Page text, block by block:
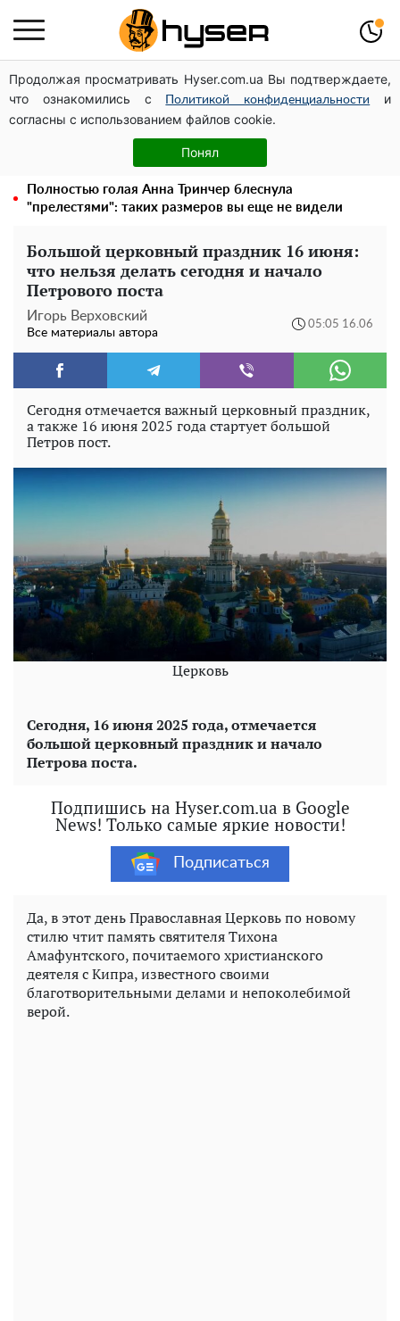
Продолжая просматривать Hyser.com.ua Вы подтверждаете,
что ознакомились с
Политикой конфиденциальности
и
согласны с использованием файлов cookie.
Понял
Павел Прудников и его удивительная карьера от
актера в российском театре до номинанта в
руководители Федерации профсоюзов
Елена Тополя слив видео – это далеко не все:
фронтмен "Антитела" Тарас Тополя стал следующим
Полностью голая Анна Тринчер блеснула
"прелестями": таких размеров вы еще не видели
Большой церковный праздник 16 июня:
что нельзя делать сегодня и начало
Петрового поста
Игорь Верховский
Все материалы автора
05:05 16.06
Сегодня отмечается важный церковный праздник,
а также 16 июня 2025 года стартует большой
Петров пост.
Церковь
Сегодня, 16 июня 2025 года, отмечается
большой церковный праздник и начало
Петрова поста.
Подпишись на Hyser.com.ua в Google
News! Только самые яркие новости!
Подписаться
Да, в этот день Православная Церковь по новому
стилю чтит память святителя Тихона
Амафунтского, почитаемого христианского
деятеля с Кипра, известного своими
благотворительными делами и непоколебимой
верой.